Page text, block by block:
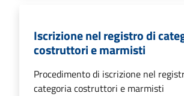
Iscrizione nel registro di
costruttori e marmisti
Procedimento di iscrizione nel
categoria costruttori e marmisti